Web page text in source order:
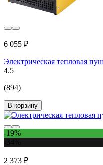
6 055 ₽
Электрическая тепловая
4.5
(894)
В корзину
-19%
2 373 ₽